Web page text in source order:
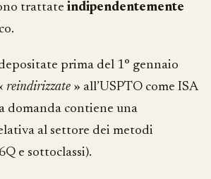
trattate indipendentemente
prima del 1° gennaio
reindirizzate » all’USPTO come ISA
domanda contiene una
al settore dei metodi
e sottoclassi).